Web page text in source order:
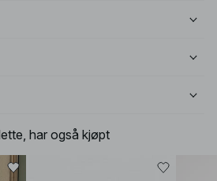
har også kjøpt